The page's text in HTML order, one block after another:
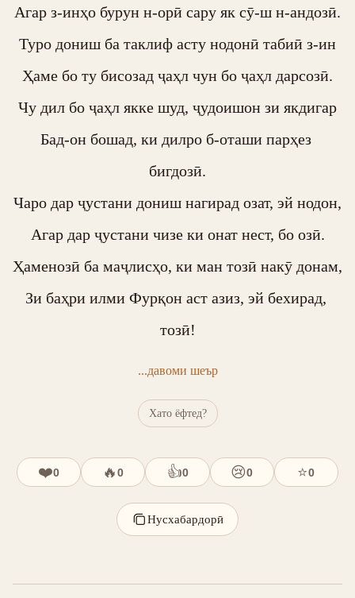
Агар з-инҳо бурун н-орӣ сару як сӯ-ш н-андозӣ.
Туро дониш ба таклиф асту нодонӣ табиӣ з-ин
Ҳаме бо ту бисозад ҷаҳл чун бо ҷаҳл дарсозӣ.
Чу дил бо ҷаҳл якке шуд, ҷудоишон зи якдигар
Бад-он бошад, ки дилро б-оташи парҳез
бигдозӣ.
Чаро дар ҷустани дониш нагирад озат, эй нодон,
Агар дар ҷустани чизе ки онат нест, бо озӣ.
Ҳаменозӣ ба маҷлисҳо, ки ман тозӣ накӯ донам,
Зи баҳри илми Фурқон аст азиз, эй бехирад,
тозӣ!
...давоми шеър
Хато ёфтед?
❤️0 🔥0 👍0 😢0 ⭐0
Нусхабардорӣ